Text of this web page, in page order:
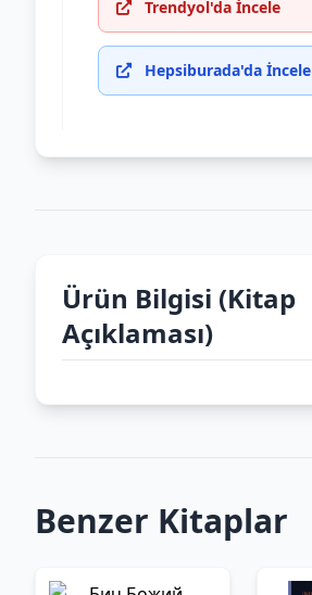
Trendyol'da İncele
Hepsiburada'da İncele
Ürün Bilgisi (Kitap
Açıklaması)
Benzer Kitaplar